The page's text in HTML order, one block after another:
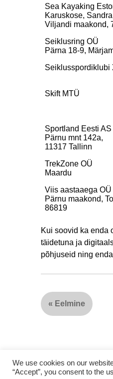
Sea Kayaking
Karuskose,
Viljandi maakond,
Seiklusring OÜ
Pärna 18-9,
Seiklusspordiklubi
Skift MTÜ
Sportland Eesti AS
Pärnu mnt 142a,
11317 Tallinn
TrekZone OÜ
Maardu
Viis aastaaega OÜ
Pärnu maakond,
86819
Kui soovid ka enda
täidetuna ja
põhjuseid ning
« Eelmine
We use cookies on our
“Accept”, you consent to the